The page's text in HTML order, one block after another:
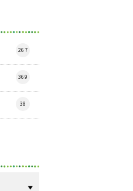
267
369
38